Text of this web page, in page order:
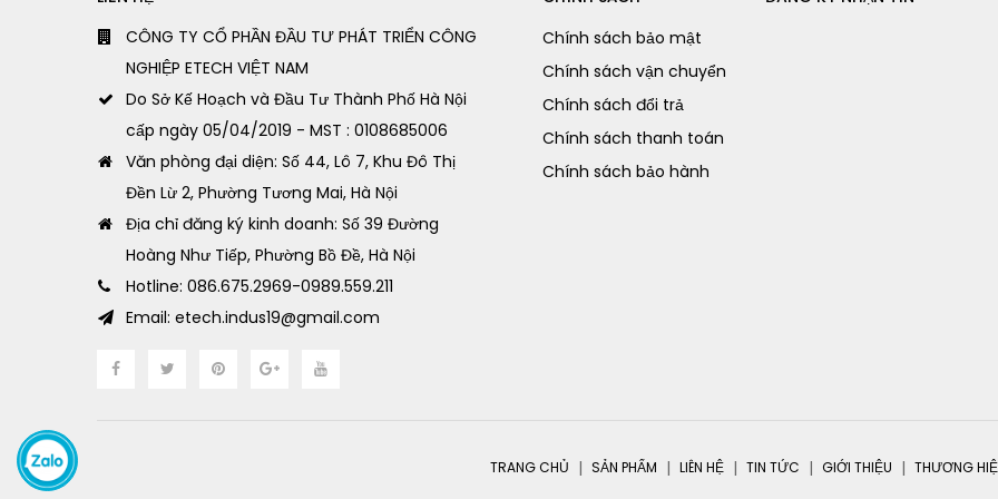
CÔNG TY CỔ PHẦN ĐẦU TƯ PHÁT TRIỂN CÔNG
NGHIỆP ETECH VIỆT NAM
Do Sở Kế Hoạch và Đầu Tư Thành Phố Hà Nội
cấp ngày 05/04/2019 - MST : 0108685006
Văn phòng đại diện: Số 44, Lô 7, Khu Đô Thị
Đền Lừ 2, Phường Tương Mai, Hà Nội
Địa chỉ đăng ký kinh doanh: Số 39 Đường
Hoàng Như Tiếp, Phường Bồ Đề, Hà Nội
Hotline: 086.675.2969-0989.559.211
Email: etech.indus19@gmail.com
Chính sách bảo mật
Chính sách vận chuyển
Chính sách đổi trả
Chính sách thanh toán
Chính sách bảo hành
TRANG CHỦ SẢN PHẨM LIÊN HỆ TIN TỨC GIỚI THIỆU THƯƠNG